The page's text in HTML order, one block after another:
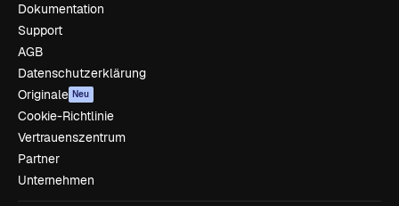
Dokumentation
Support
AGB
Datenschutzerklärung
Originale Neu
Cookie-Richtlinie
Vertrauenszentrum
Partner
Unternehmen